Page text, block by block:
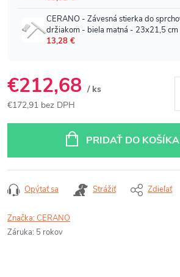
€212,68 / ks
€172,91 bez DPH
PRIDAŤ DO KOŠÍKA
Opýtať sa Strážiť Zdieľať
Značka:CERANO
Záruka: 5 rokov